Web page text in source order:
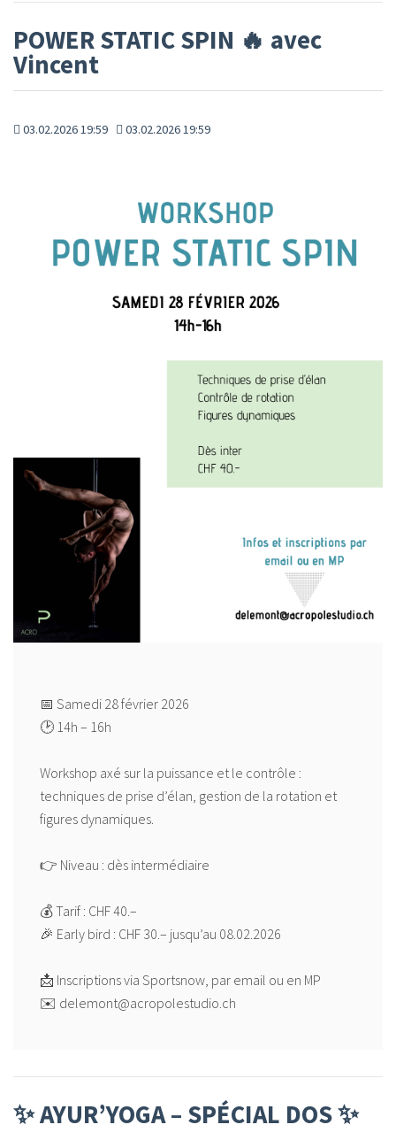
POWER STATIC SPIN 🔥 avec
Vincent
03.02.2026 19:59 03.02.2026 19:59
📅 Samedi 28 février 2026
🕑 14h – 16h
Workshop axé sur la puissance et le contrôle :
techniques de prise d’élan, gestion de la rotation et
figures dynamiques.
👉 Niveau : dès intermédiaire
💰 Tarif : CHF 40.–
🎉 Early bird : CHF 30.– jusqu’au 08.02.2026
📩 Inscriptions via Sportsnow, par email ou en MP
✨ AYUR’YOGA – SPÉCIAL DOS ✨